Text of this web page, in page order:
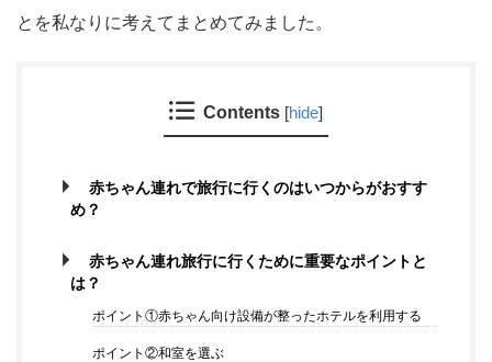
とを私なりに考えてまとめてみました。
Contents [hide]
赤ちゃん連れで旅行に行くのはいつからがおすす
め？
赤ちゃん連れ旅行に行くために重要なポイントと
は？
ポイント①赤ちゃん向け設備が整ったホテルを利用する
ポイント②和室を選ぶ